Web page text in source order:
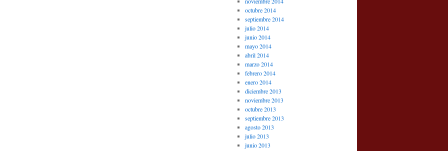
octubre 2014
septiembre 2014
julio 2014
junio 2014
mayo 2014
abril 2014
marzo 2014
febrero 2014
enero 2014
diciembre 2013
noviembre 2013
octubre 2013
septiembre 2013
agosto 2013
julio 2013
junio 2013